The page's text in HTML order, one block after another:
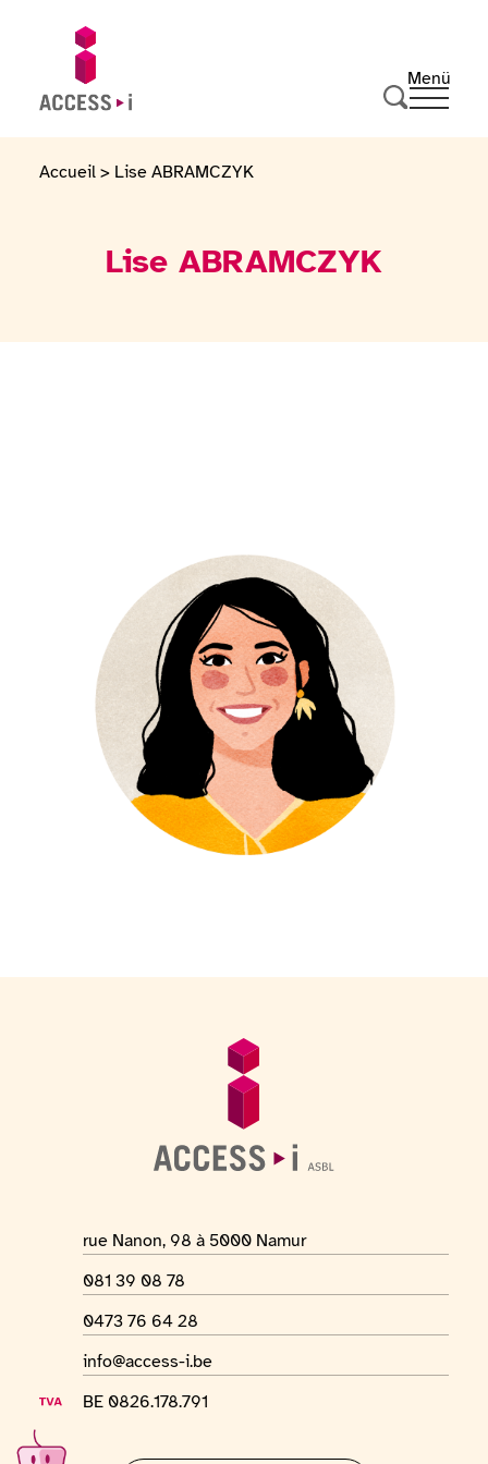
Zum Inhalt springen
Menü
Ouvrir
Accueil > Lise ABRAMCZYK
Lise ABRAMCZYK
Allgemeine Informationen
Adresse des Ortes
rue Nanon, 98 à 5000 Namur
Telefonnummer
081 39 08 78
WhatsApp-Nummer
0473 76 64 28
E-Mail-Adresse
info@access-i.be
USt-IdNr.
BE 0826.178.791